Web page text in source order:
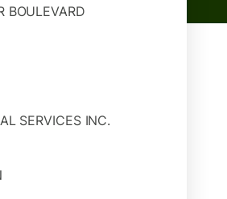
BOULEVARD
SERVICES INC.